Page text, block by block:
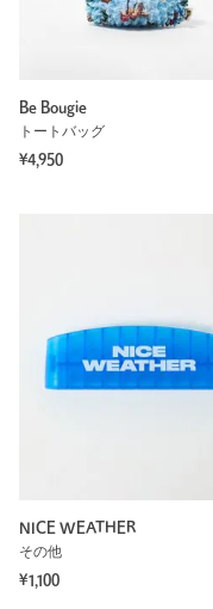
Be Bougie
トートバッグ
¥4,950
NICE WEATHER
その他
¥1,100